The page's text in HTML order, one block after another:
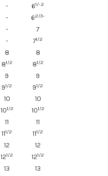
- 61/-2
- 62/3-
-
7
- 71/2
8
8
81/2 81/2
9
9
91/2 91/2
10
10
101/2 101/2
11
11
111/2 111/2
12
12
121/2 121/2
13
13